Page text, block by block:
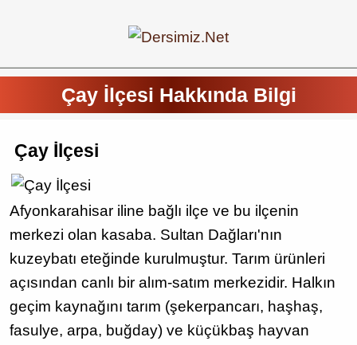
Çay İlçesi Hakkında Bilgi
Çay İlçesi
Afyonkarahisar iline bağlı ilçe ve bu ilçenin
merkezi olan kasaba. Sultan Dağları'nın
kuzeybatı eteğinde kurulmuştur. Tarım ürünleri
açısından canlı bir alım-satım merkezidir. Halkın
geçim kaynağını tarım (şekerpancarı, haşhaş,
fasulye, arpa, buğday) ve küçükbaş hayvan